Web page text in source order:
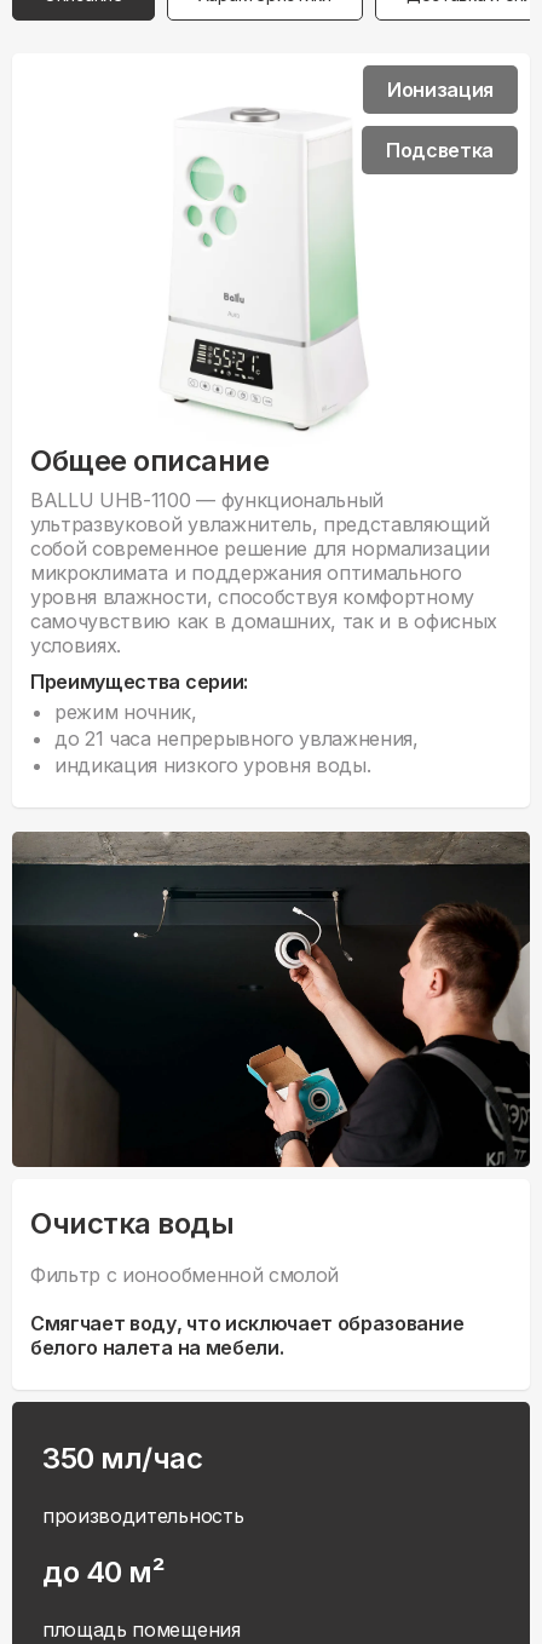
Общее описание
BALLU UHB-1100 — функциональный
ультразвуковой увлажнитель, представляющий
собой современное решение для нормализации
микроклимата и поддержания оптимального
уровня влажности, способствуя комфортному
самочувствию как в домашних, так и в офисных
условиях.
Преимущества серии:
режим ночник,
до 21 часа непрерывного увлажнения,
индикация низкого уровня воды.
Ионизация
Подсветка
Очистка воды
Фильтр с ионообменной смолой
Смягчает воду, что исключает образование
белого налета на мебели.
350 мл/час
производительность
до 40 м²
площадь помещения